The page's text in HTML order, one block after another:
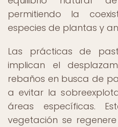
permitiendo la
especies de plantas y
Las prácticas de
implican el
rebaños en busca de
a evitar la
áreas específicas.
vegetación se